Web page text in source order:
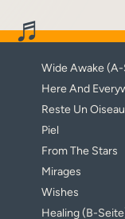
♬Alle Tracks
Wide Awake
Here And
Reste Un Oiseau
Piel
From The Stars
Mirages
Wishes
Healing (B-